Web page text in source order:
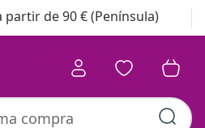
partir de 90 € (Península)